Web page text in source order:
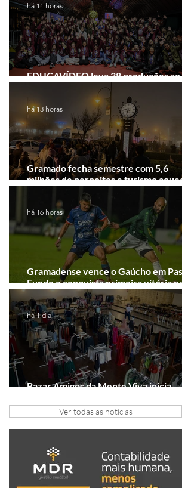
EDUCAVÍDEO leva 38 produções ao
Festival de Cinema de Gramado
há 11 horas
Gramado fecha semestre com 5,6
milhões de pernoites e turismo
Junho desponta!
há 13 horas
Gramadense vence o Gaúcho em Passo
Fundo e conquista primeira vitória na
Série A2
há 16 horas
Bazar Amigos da Mente Viva inicia
há 1 dia
Ver todas as notícias